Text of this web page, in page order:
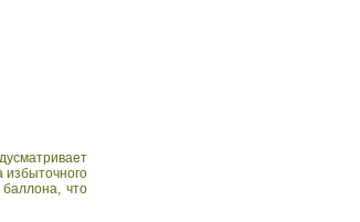
избыточного
что